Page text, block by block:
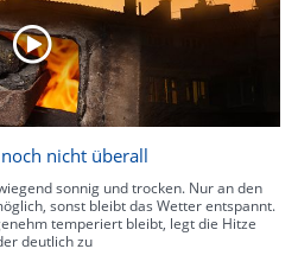
nicht überall
sonnig und trocken. Nur an den
sonst bleibt das Wetter entspannt.
temperiert bleibt, legt die Hitze
deutlich zu